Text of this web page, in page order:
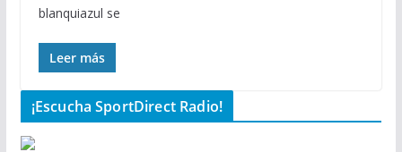
blanquiazul se
Leer más
¡Escucha SportDirect Radio!